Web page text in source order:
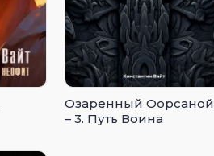
Озаренный Оорсаной
– 3. Путь Воина